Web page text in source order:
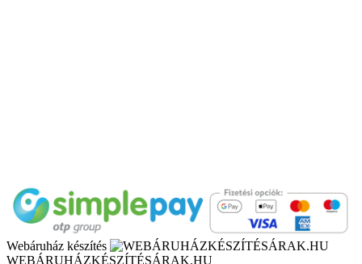
Webáruház készítés
WEBÁRUHÁZKÉSZÍTÉSÁRAK.HU